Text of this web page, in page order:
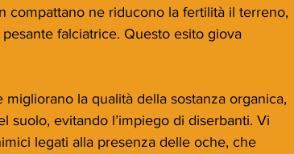
compattano ne riducono la fertilità il terreno,
falciatrice. Questo esito giova
la qualità della sostanza organica,
suolo, evitando l’impiego di diserbanti. Vi
legati alla presenza delle oche, che